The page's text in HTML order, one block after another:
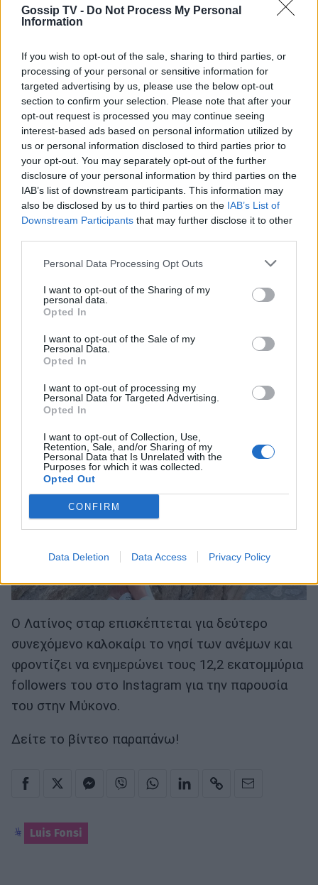
Gossip TV - Do Not Process My Personal
Information
If you wish to opt-out of the sale, sharing to third parties, or
processing of your personal or sensitive information for
targeted advertising by us, please use the below opt-out
section to confirm your selection. Please note that after your
opt-out request is processed you may continue seeing
interest-based ads based on personal information utilized by
us or personal information disclosed to third parties prior to
your opt-out. You may separately opt-out of the further
disclosure of your personal information by third parties on the
IAB’s list of downstream participants. This information may
also be disclosed by us to third parties on the IAB’s List of
Downstream Participants that may further disclose it to other
Personal Data Processing Opt Outs
I want to opt-out of the Sharing of my
personal data.
Opted In
I want to opt-out of the Sale of my
Personal Data.
Opted In
I want to opt-out of processing my
Personal Data for Targeted Advertising.
Opted In
I want to opt-out of Collection, Use,
Retention, Sale, and/or Sharing of my
Personal Data that Is Unrelated with the
Purposes for which it was collected.
Opted Out
CONFIRM
Data Deletion Data Access Privacy Policy
Ο Λατίνος σταρ επισκέπτεται για δεύτερο
συνεχόμενο καλοκαίρι το νησί των ανέμων και
φροντίζει να ενημερώνει τους 12,2 εκατομμύρια
followers του στο Instagram για την παρουσία
του στην Μύκονο.
Δείτε το βίντεο παραπάνω!
Luis Fonsi